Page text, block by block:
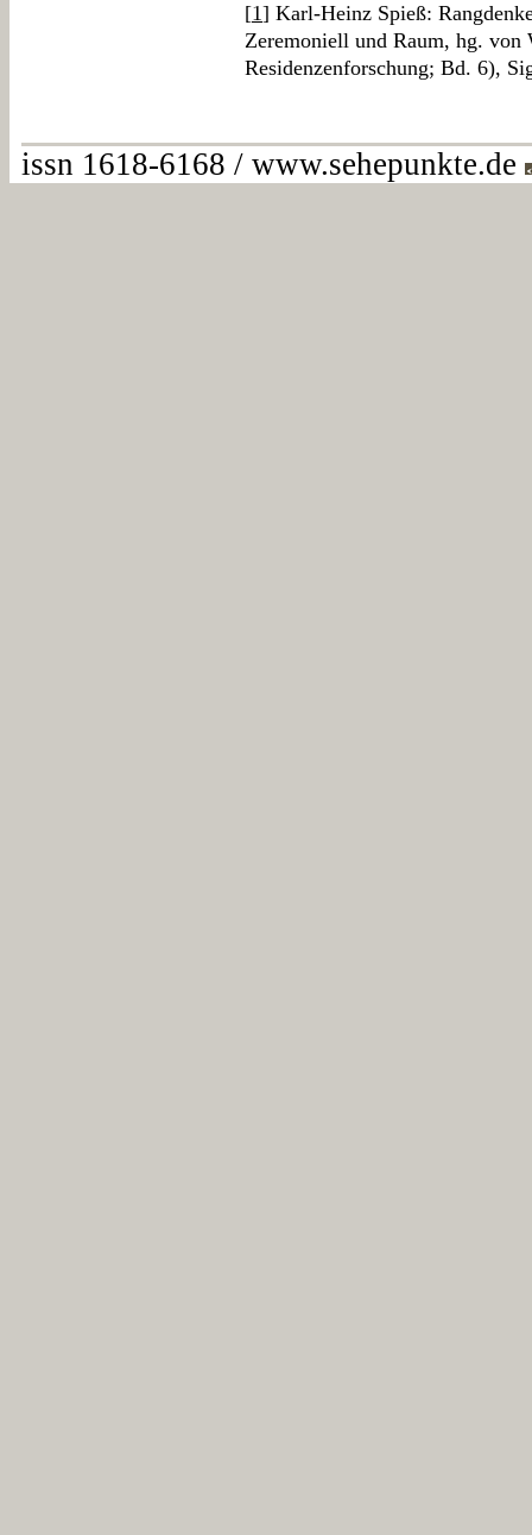
[1] Karl-Heinz Spieß:
Zeremoniell und Raum, hg. von
Residenzenforschung; Bd. 6),
issn 1618-6168 / www.sehepunkte.de